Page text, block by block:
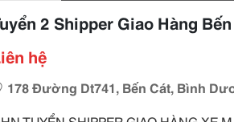
2 Shipper Giao Hàng
hệ
178 Đường Dt741, Bến Cát, Bình